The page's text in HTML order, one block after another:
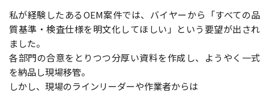
私が経験したあるOEM案件では、バイヤーから「すべての品
質基準・検査仕様を明文化してほしい」という要望が出され
ました。
各部門の合意をとりつつ分厚い資料を作成し、ようやく一式
を納品し現場移管。
しかし、現場のラインリーダーや作業者からは